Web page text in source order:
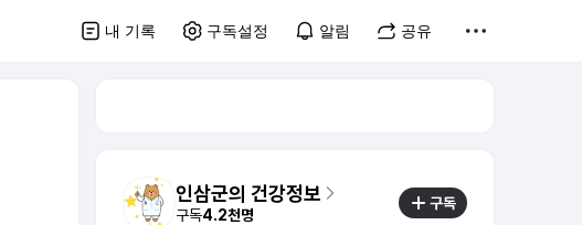
내 기록 구독설정 알림 공유
인삼군의 건강정보
구독4.2천명
구독